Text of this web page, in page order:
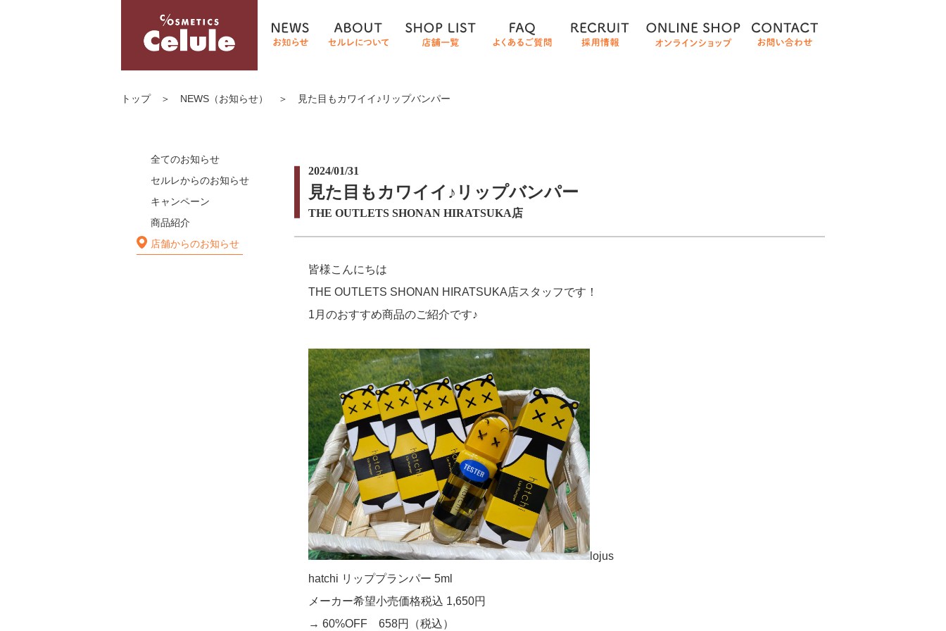
トップ＞ NEWS（お知らせ） ＞ 見た目もカワイイ♪リップバンパー
全てのお知らせ
セルレからのお知らせ
キャンペーン
商品紹介
店舗からのお知らせ
2024/01/31
見た目もカワイイ♪リップバンパー
THE OUTLETS SHONAN HIRATSUKA店
皆様こんにちは
THE OUTLETS SHONAN HIRATSUKA店スタッフです！
1月のおすすめ商品のご紹介です♪
lojus
hatchi リッププランパー 5ml
メーカー希望小売価格税込 1,650円
→ 60%OFF 658円（税込）